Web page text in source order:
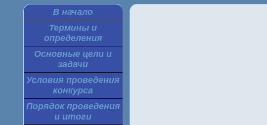
В начало
Термины и
определения
Основные цели и
задачи
Условия проведения
конкурса
Порядок проведения
и итоги